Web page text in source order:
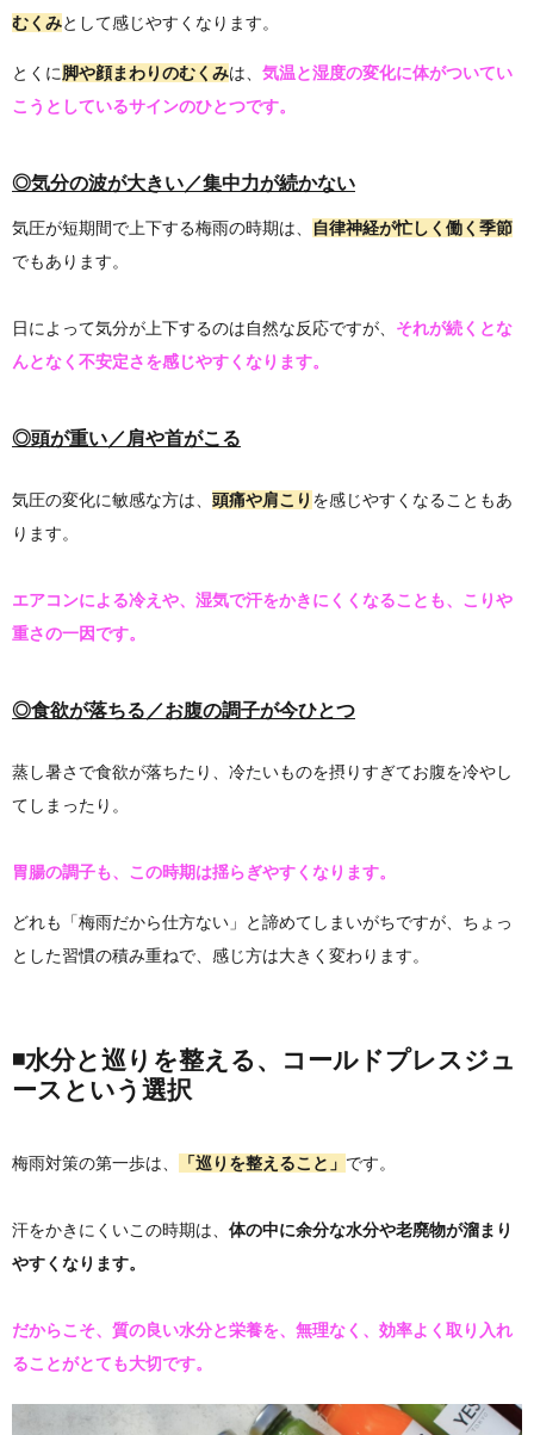
むくみとして感じやすくなります。
とくに脚や顔まわりのむくみは、 気温と湿度の変化に体がついてい
こうとしているサインのひとつです。
◎気分の波が大きい／集中力が続かない
気圧が短期間で上下する梅雨の時期は、
自律神経が忙しく働く季節
でもあります。
日によって気分が上下するのは自然な反応ですが、 それが続くとな
んとなく不安定さを感じやすくなります。
◎頭が重い／肩や首がこる
気圧の変化に敏感な方は、 頭痛や肩こり を感じやすくなることもあ
ります。
エアコンによる冷えや、湿気で汗をかきにくくなることも、こりや
重さの一因です。
◎食欲が落ちる／お腹の調子が今ひとつ
蒸し暑さで食欲が落ちたり、冷たいものを摂りすぎてお腹を冷やし
てしまったり。
胃腸の調子も、この時期は揺らぎやすくなります。
どれも「梅雨だから仕方ない」と諦めてしまいがちですが、 ちょっ
とした習慣の積み重ねで、感じ方は大きく変わります。
◾️水分と巡りを整える、コールドプレスジュ
ースという選択
梅雨対策の第一歩は、 「巡りを整えること」 です。
汗をかきにくいこの時期は、 体の中に余分な水分や老廃物が溜まり
やすくなります。
だからこそ、質の良い水分と栄養を、無理なく、効率よく取り入れ
ることがとても大切です。